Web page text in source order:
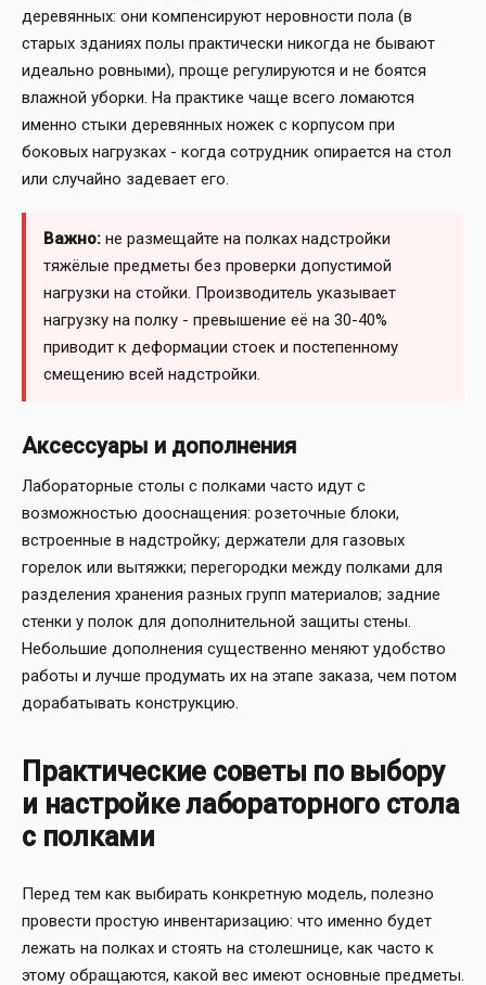
деревянных: они компенсируют неровности пола (в
старых зданиях полы практически никогда не бывают
идеально ровными), проще регулируются и не боятся
влажной уборки. На практике чаще всего ломаются
именно стыки деревянных ножек с корпусом при
боковых нагрузках - когда сотрудник опирается на стол
или случайно задевает его.
Важно: не размещайте на полках надстройки
тяжёлые предметы без проверки допустимой
нагрузки на стойки. Производитель указывает
нагрузку на полку - превышение её на 30-40%
приводит к деформации стоек и постепенному
смещению всей надстройки.
Аксессуары и дополнения
Лабораторные столы с полками часто идут с
возможностью дооснащения: розеточные блоки,
встроенные в надстройку; держатели для газовых
горелок или вытяжки; перегородки между полками для
разделения хранения разных групп материалов; задние
стенки у полок для дополнительной защиты стены.
Небольшие дополнения существенно меняют удобство
работы и лучше продумать их на этапе заказа, чем потом
дорабатывать конструкцию.
Практические советы по выбору
и настройке лабораторного стола
с полками
Перед тем как выбирать конкретную модель, полезно
провести простую инвентаризацию: что именно будет
лежать на полках и стоять на столешнице, как часто к
этому обращаются, какой вес имеют основные предметы.